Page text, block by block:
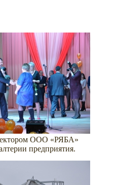
ООО «РЯБА»
предприятия.